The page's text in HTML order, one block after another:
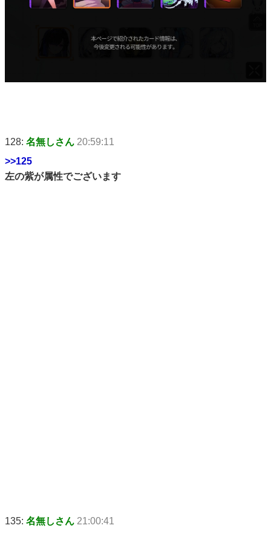
128: 名無しさん 20:59:11
>>125
左の紫が属性でございます
135: 名無しさん 21:00:41